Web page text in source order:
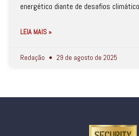
energético diante de desafios
LEIA MAIS »
Redação 29 de agosto de 2025